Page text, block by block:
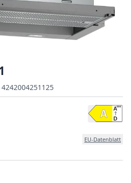
4242004251125
EU-Datenblatt